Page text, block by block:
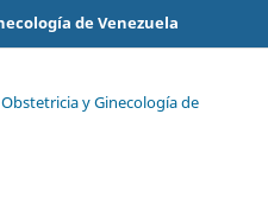
de Venezuela
y Ginecología de